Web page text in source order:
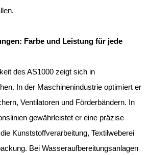
Farbe und Leistung für jede
des AS1000 zeigt sich in
In der Maschinenindustrie optimiert er
Ventilatoren und Förderbändern. In
gewährleistet er eine präzise
Kunststoffverarbeitung, Textilweberei
Bei Wasseraufbereitungsanlagen